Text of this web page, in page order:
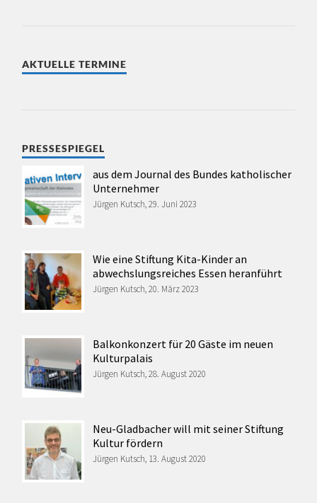
AKTUELLE TERMINE
PRESSESPIEGEL
aus dem Journal des Bundes katholischer
Unternehmer
Jürgen Kutsch, 29. Juni 2023
Wie eine Stiftung Kita-Kinder an
abwechslungsreiches Essen heranführt
Jürgen Kutsch, 20. März 2023
Balkonkonzert für 20 Gäste im neuen
Kulturpalais
Jürgen Kutsch, 28. August 2020
Neu-Gladbacher will mit seiner Stiftung
Kultur fördern
Jürgen Kutsch, 13. August 2020